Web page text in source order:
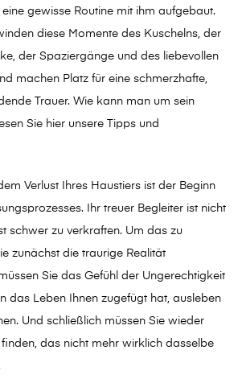
gewisse Routine mit ihm aufgebaut.
diese Momente des Kuschelns, der
der Spaziergänge und des liebevollen
machen Platz für eine schmerzhafte,
Trauer. Wie kann man um sein
Sie hier unsere Tipps und
Verlust Ihres Haustiers ist der Beginn
Ihr treuer Begleiter ist nicht
schwer zu verkraften. Um das zu
zunächst die traurige Realität
Sie das Gefühl der Ungerechtigkeit
das Leben Ihnen zugefügt hat, ausleben
Und schließlich müssen Sie wieder
das nicht mehr wirklich dasselbe